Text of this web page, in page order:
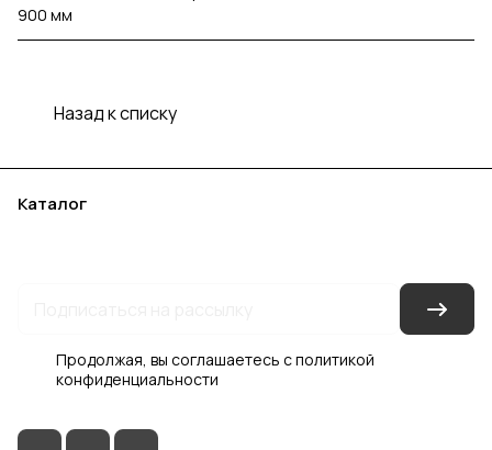
900 мм
Назад к списку
Каталог
Продолжая, вы соглашаетесь сполитикой
конфиденциальности